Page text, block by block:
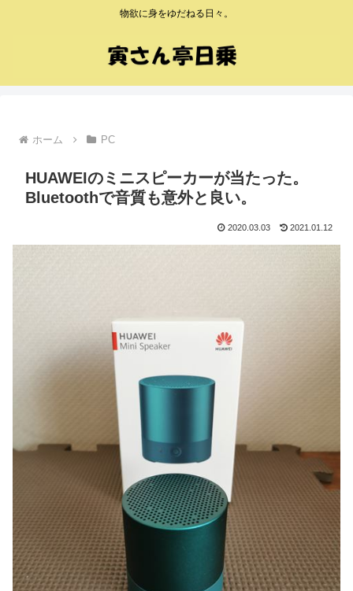
物欲に身をゆだねる日々。
ホーム PC
HUAWEIのミニスピーカーが当たった。
Bluetoothで音質も意外と良い。
2020.03.03 2021.01.12